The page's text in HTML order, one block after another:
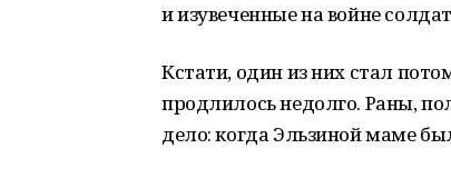
и изувеченные на войне
Кстати, один из них стал
продлилось недолго. Раны,
дело: когда Эльзиной маме